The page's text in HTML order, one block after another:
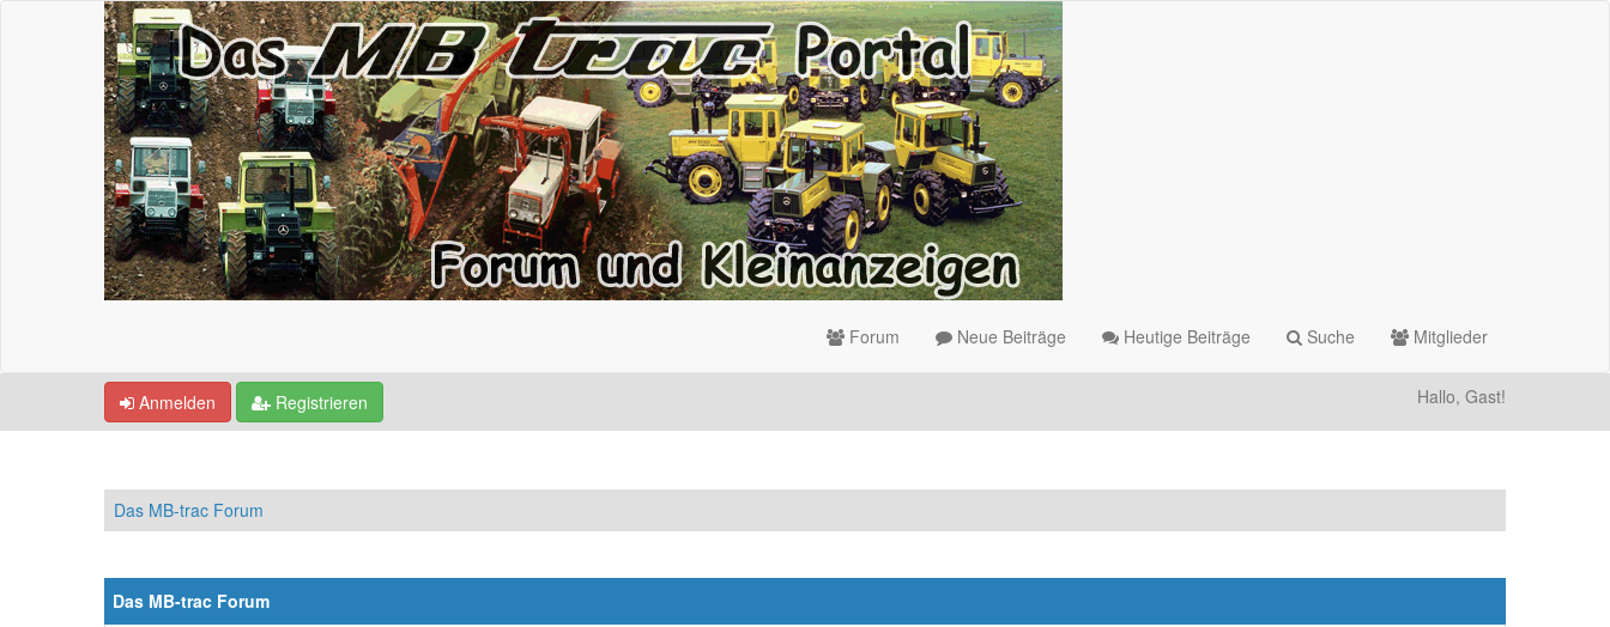
Forum Neue Beiträge Heutige Beiträge Suche Mitglieder
Anmelden Registrieren Hallo, Gast!
Das MB-trac Forum
Das MB-trac Forum